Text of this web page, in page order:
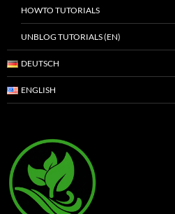
HOWTO TUTORIALS
UNBLOG TUTORIALS (EN)
DEUTSCH
ENGLISH